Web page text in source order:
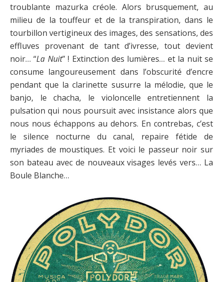
troublante mazurka créole. Alors brusquement, au
milieu de la touffeur et de la transpiration, dans le
tourbillon vertigineux des images, des sensations, des
effluves provenant de tant d’ivresse, tout devient
noir… “La Nuit” ! Extinction des lumières… et la nuit se
consume langoureusement dans l’obscurité d’encre
pendant que la clarinette susurre la mélodie, que le
banjo, le chacha, le violoncelle entretiennent la
pulsation qui nous poursuit avec insistance alors que
nous nous échappons au dehors. En contrebas, c’est
le silence nocturne du canal, repaire fétide de
myriades de moustiques. Et voici le passeur noir sur
son bateau avec de nouveaux visages levés vers… La
Boule Blanche…